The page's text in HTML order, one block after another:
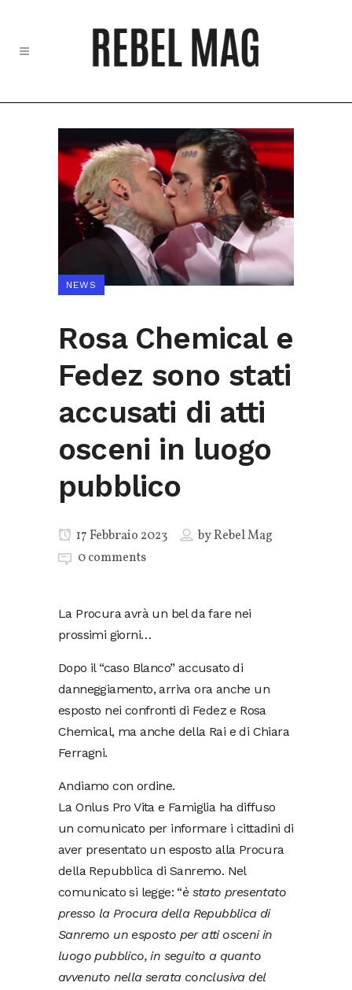
NEWS
Rosa Chemical e
Fedez sono stati
accusati di atti
osceni in luogo
pubblico
17 Febbraio 2023 byRebel Mag
0 comments
La Procura avrà un bel da fare nei
prossimi giorni…
Dopo il “caso Blanco” accusato di
danneggiamento, arriva ora anche un
esposto nei confronti di Fedez e Rosa
Chemical, ma anche della Rai e di Chiara
Ferragni.
Andiamo con ordine.
La Onlus Pro Vita e Famiglia ha diffuso
un comunicato per informare i cittadini di
aver presentato un esposto alla Procura
della Repubblica di Sanremo. Nel
comunicato si legge: “è stato presentato
presso la Procura della Repubblica di
Sanremo un esposto per atti osceni in
luogo pubblico, in seguito a quanto
avvenuto nella serata conclusiva del